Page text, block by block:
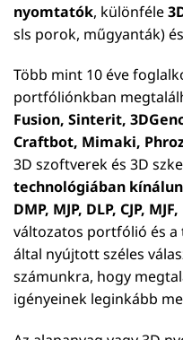
nyomtatók, különféle
sls porok, műgyanták) és
Több mint 10 éve
portfóliónkban
Fusion, Sinterit,
Craftbot, Mimaki,
3D szoftverek és 3D
technológiában
DMP, MJP, DLP, CJP,
változatos portfólió és a
által nyújtott széles
számunkra, hogy
igényeinek leginkább